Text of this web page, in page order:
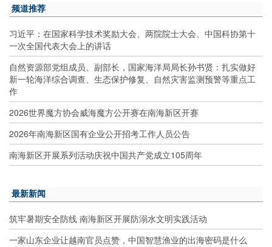
频道推荐
习近平：在国家科学技术奖励大会、两院院士大会、中国科协第十
一次全国代表大会上的讲话
自然资源部党组成员、副部长，国家海洋局局长孙书贤：扎实做好
新一轮海洋综合调查、生态保护修复、自然灾害监测预警等重点工
作
2026世界魔方协会威海魔方公开赛在南海新区开赛
2026年南海新区国有企业公开招考工作人员公告
南海新区开展系列活动庆祝中国共产党成立105周年
最新新闻
筑牢暑期安全防线 南海新区开展防溺水文明实践活动
一家山东企业让越南官员点赞，中国智慧渔业的出海密码是什么